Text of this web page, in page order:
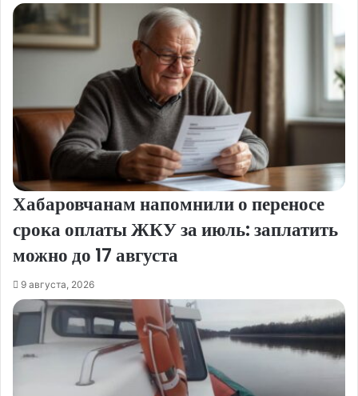
Хабаровчанам напомнили о переносе
срока оплаты ЖКУ за июль: заплатить
можно до 17 августа
9 августа, 2026